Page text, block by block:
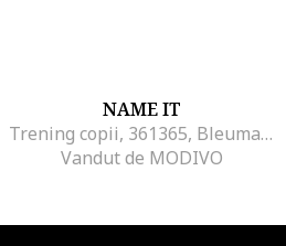
NAME IT
Trening copii, 361365, Bleumarin, Bumbac,
Vandut de MODIVO